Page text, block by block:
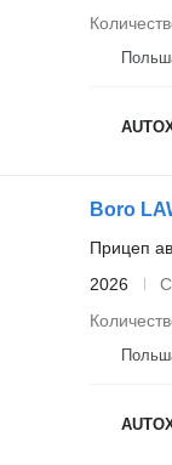
Boro
Прицеп
2026